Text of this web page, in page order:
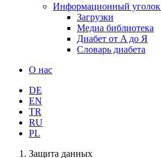
Информационный уголок
Загрузки
Медиа библиотека
Диабет от A до Я
Словарь диабета
О нас
DE
EN
TR
RU
PL
Защита данных